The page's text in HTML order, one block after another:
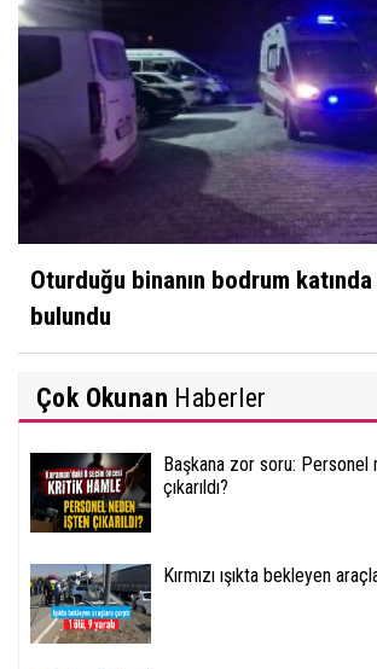
Oturduğu binanın bodrum
bulundu
Çok Okunan Haberler
Başkana zor soru: Personel
çıkarıldı?
Kırmızı ışıkta bekleyen